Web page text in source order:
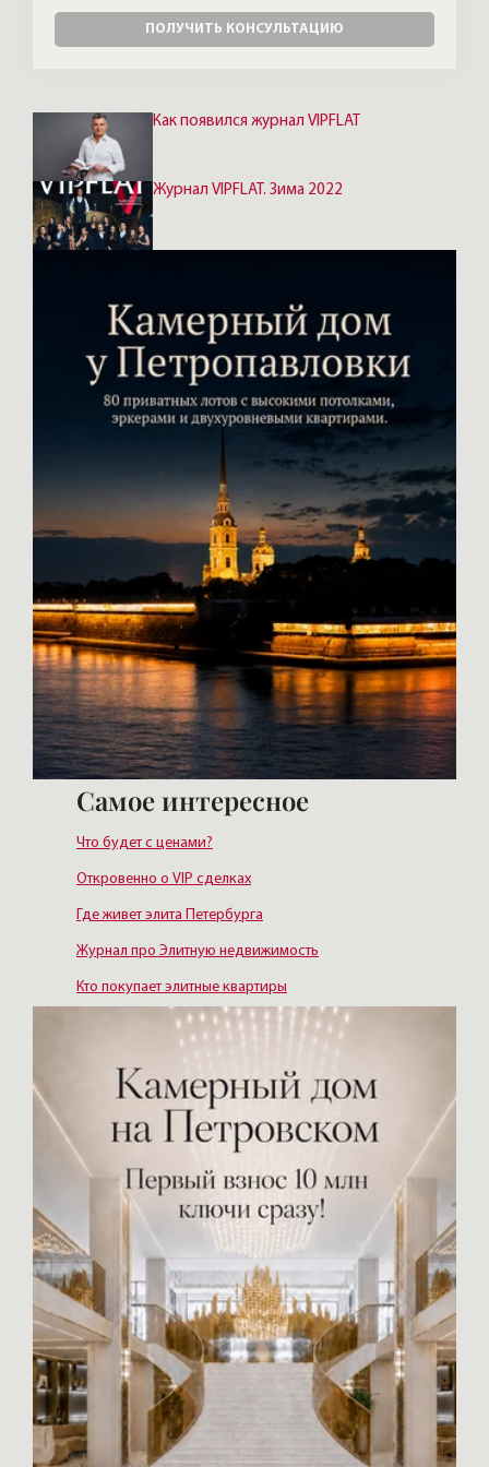
Самое интересное
Что будет с ценами?
Откровенно о VIP сделках
Где живет элита Петербурга
Журнал про Элитную недвижимость
Кто покупает элитные квартиры
Как появился журнал VIPFLAT
Журнал VIPFLAT. Зима 2022
ПОЛУЧИТЬ КОНСУЛЬТАЦИЮ